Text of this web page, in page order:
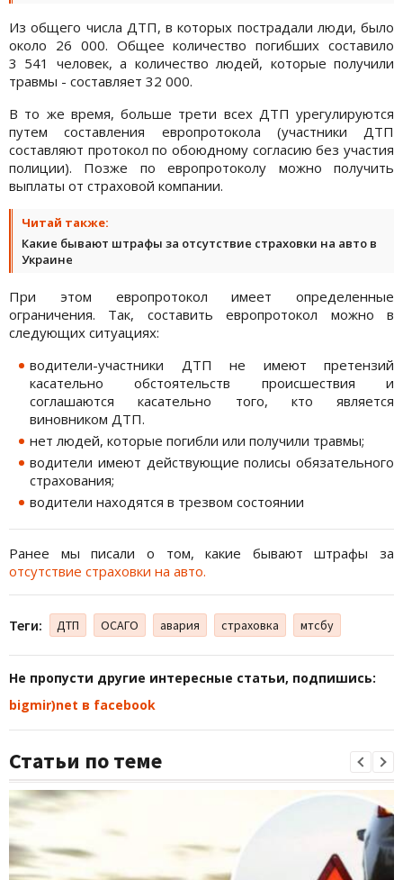
Из общего числа ДТП, в которых пострадали люди, было
около 26 000. Общее количество погибших составило
3 541 человек, а количество людей, которые получили
травмы - составляет 32 000.
В то же время, больше трети всех ДТП урегулируются
путем составления европротокола (участники ДТП
составляют протокол по обоюдному согласию без участия
полиции). Позже по европротоколу можно получить
выплаты от страховой компании.
Читай также:
Какие бывают штрафы за отсутствие страховки на авто в
Украине
При этом европротокол имеет определенные
ограничения. Так, составить европротокол можно в
следующих ситуациях:
водители-участники ДТП не имеют претензий
касательно обстоятельств происшествия и
соглашаются касательно того, кто является
виновником ДТП.
нет людей, которые погибли или получили травмы;
водители имеют действующие полисы обязательного
страхования;
водители находятся в трезвом состоянии
Ранее мы писали о том, какие бывают штрафы за
отсутствие страховки на авто.
Теги: ДТП ОСАГО авария страховка мтсбу
Не пропусти другие интересные статьи, подпишись:
bigmir)net в facebook
Статьи по теме